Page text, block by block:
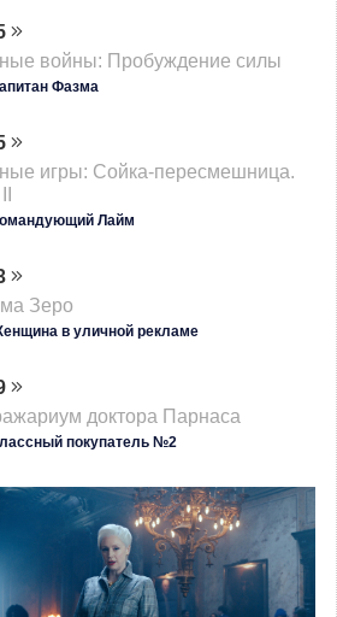
войны: Пробуждение силы
Фазма
игры: Сойка-пересмешница.
Лайм
Зеро
в уличной рекламе
доктора Парнаса
покупатель №2